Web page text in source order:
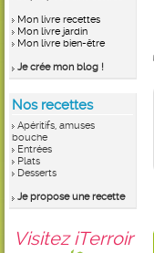
Mon livre recettes
Mon livre jardin
Mon livre bien-être
Je crée mon blog !
Nos recettes
Apéritifs, amuses
bouche
Entrées
Plats
Desserts
Je propose une recette
Visitez iTerroir